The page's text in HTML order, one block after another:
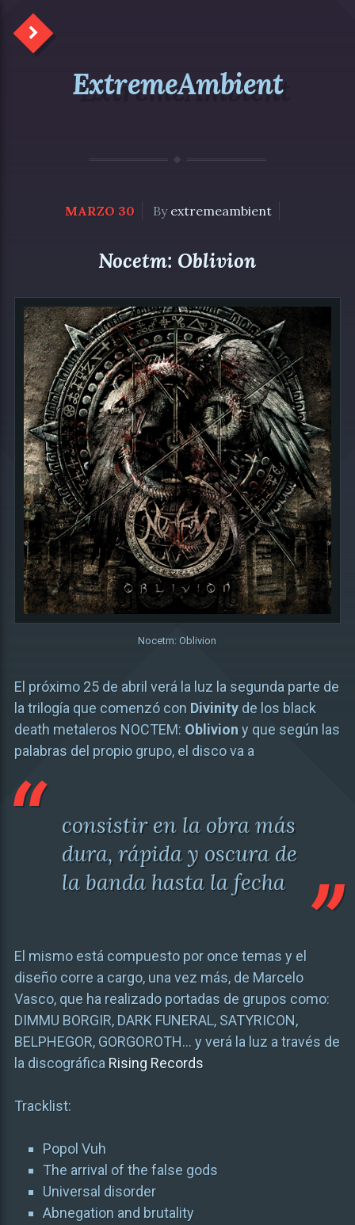
ExtremeAmbient
MARZO 30 By extremeambient
Nocetm: Oblivion
Nocetm: Oblivion
El próximo 25 de abril verá la luz la segunda parte de
la trilogía que comenzó con Divinityde los black
death metaleros NOCTEM: Oblivion y que según las
palabras del propio grupo, el disco va a
consistir en la obra más
dura, rápida y oscura de
la banda hasta la fecha
El mismo está compuesto por once temas y el
diseño corre a cargo, una vez más, de Marcelo
Vasco, que ha realizado portadas de grupos como:
DIMMU BORGIR, DARK FUNERAL, SATYRICON,
BELPHEGOR, GORGOROTH… y verá la luz a través de
la discográfica Rising Records
Tracklist:
Popol Vuh
The arrival of the false gods
Universal disorder
Abnegation and brutality